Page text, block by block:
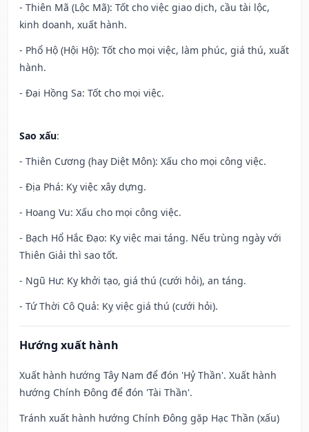
- Thiên Mã (Lộc Mã): Tốt cho việc giao dịch, cầu tài lộc,
kinh doanh, xuất hành.
- Phổ Hộ (Hội Hộ): Tốt cho mọi việc, làm phúc, giá thú, xuất
hành.
- Đại Hồng Sa: Tốt cho mọi việc.
Sao xấu:
- Thiên Cương (hay Diệt Môn): Xấu cho mọi công việc.
- Địa Phá: Kỵ việc xây dựng.
- Hoang Vu: Xấu cho mọi công việc.
- Bạch Hổ Hắc Đạo: Kỵ việc mai táng. Nếu trùng ngày với
Thiên Giải thì sao tốt.
- Ngũ Hư: Kỵ khởi tạo, giá thú (cưới hỏi), an táng.
- Tứ Thời Cô Quả: Kỵ việc giá thú (cưới hỏi).
Hướng xuất hành
Xuất hành hướng Tây Nam để đón 'Hỷ Thần'. Xuất hành
hướng Chính Đông để đón 'Tài Thần'.
Tránh xuất hành hướng Chính Đông gặp Hạc Thần (xấu)